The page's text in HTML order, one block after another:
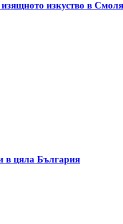
изкуство в
в цяла България